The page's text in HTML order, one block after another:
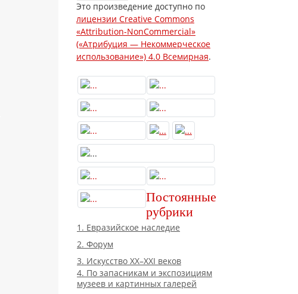
Это произведение доступно по
лицензии Creative Commons
«Attribution-NonCommercial»
(«Атрибуция — Некоммерческое
использование») 4.0 Всемирная.
Постоянные
рубрики
1. Евразийское наследие
2. Форум
3. Искусство XX–XXI веков
4. По запасникам и экспозициям
музеев и картинных галерей